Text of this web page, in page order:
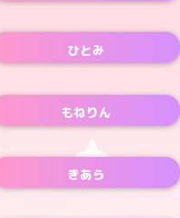
ひとみ
もねりん
きあら